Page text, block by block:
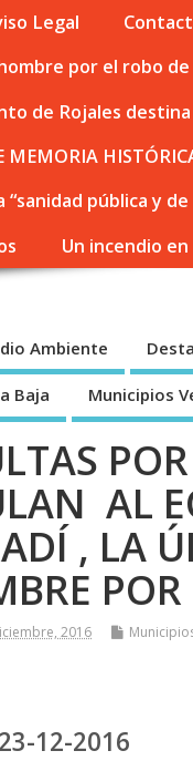
Legal
por el robo
de Rojales
MEMORIA
“sanidad pública y
Un incendio
Ambiente
Baja Municipios
AL
, LA
2016
12-2016